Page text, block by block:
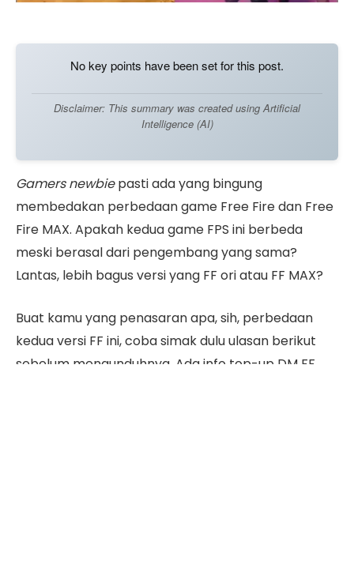
No key points have been set for this post.
Disclaimer: This summary was created using Artificial
Intelligence (AI)
Gamers newbiepasti ada yang bingung
membedakan perbedaan game Free Fire dan Free
Fire MAX. Apakah kedua game FPS ini berbeda
meski berasal dari pengembang yang sama?
Lantas, lebih bagus versi yang FF ori atau FF MAX?
Buat kamu yang penasaran apa, sih, perbedaan
kedua versi FF ini, coba simak dulu ulasan berikut
sebelum mengunduhnya. Ada info top-up DM FF